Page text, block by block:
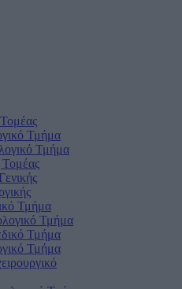
Τμήμα
Τμήμα
Τομέας
Τμήμα
Τμήμα
Τμήμα
Τμήμα